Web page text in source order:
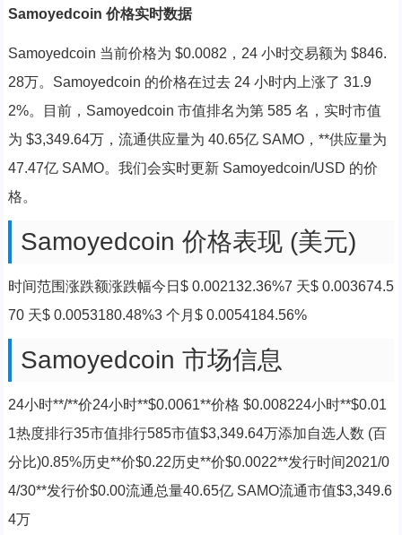
Samoyedcoin 价格实时数据
Samoyedcoin 当前价格为 $0.0082，24 小时交易额为 $846.
28万。Samoyedcoin 的价格在过去 24 小时内上涨了 31.9
2%。目前，Samoyedcoin 市值排名为第 585 名，实时市值
为 $3,349.64万，流通供应量为 40.65亿 SAMO，**供应量为
47.47亿 SAMO。我们会实时更新 Samoyedcoin/USD 的价
格。
Samoyedcoin 价格表现 (美元)
时间范围涨跌额涨跌幅今日$ 0.002132.36%7 天$ 0.003674.5
70 天$ 0.0053180.48%3 个月$ 0.0054184.56%
Samoyedcoin 市场信息
24小时**/**价24小时**$0.0061**价格 $0.008224小时**$0.01
1热度排行35市值排行585市值$3,349.64万添加自选人数 (百
分比)0.85%历史**价$0.22历史**价$0.0022**发行时间2021/0
4/30**发行价$0.00流通总量40.65亿 SAMO流通市值$3,349.6
4万